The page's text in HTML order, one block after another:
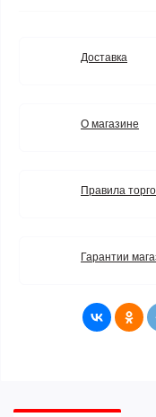
Доставка
О магазине
Правила
Гарантии